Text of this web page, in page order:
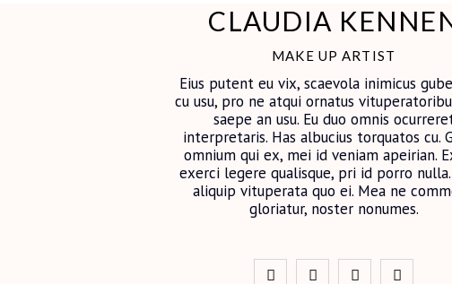
CLAUDIA
MAKE UP ARTIST
Eius putent eu vix, scaevola inimicus
cu usu, pro ne atqui ornatus
saepe an usu. Eu duo omnis
interpretaris. Has albucius torquatos cu.
omnium qui ex, mei id veniam apeirian.
exerci legere qualisque, pri id porro
aliquip vituperata quo ei. Mea ne
gloriatur, noster nonumes.